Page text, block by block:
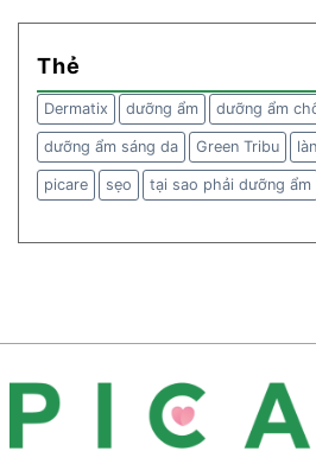
Thẻ
Dermatix dưỡng ẩm dưỡng ẩm
dưỡng ẩm sáng da Green Tribu
picare sẹo tại sao phải dưỡng ẩm